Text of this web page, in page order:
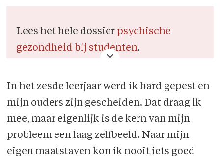
Lees het hele dossier psychische
gezondheid bij studenten.
In het zesde leerjaar werd ik hard gepest en
mijn ouders zijn gescheiden. Dat draag ik
mee, maar eigenlijk is de kern van mijn
probleem een laag zelfbeeld. Naar mijn
eigen maatstaven kon ik nooit iets goed